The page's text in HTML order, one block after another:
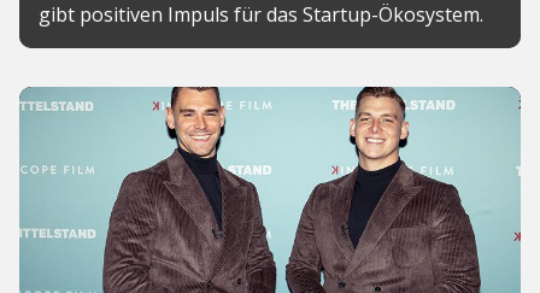
gibt positiven Impuls für das Startup-Ökosystem.